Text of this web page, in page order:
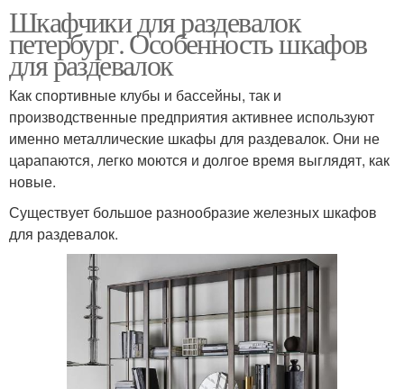
Шкафчики для раздевалок
петербург. Особенность шкафов
для раздевалок
Как спортивные клубы и бассейны, так и
производственные предприятия активнее используют
именно металлические шкафы для раздевалок. Они не
царапаются, легко моются и долгое время выглядят, как
новые.
Существует большое разнообразие железных шкафов
для раздевалок.